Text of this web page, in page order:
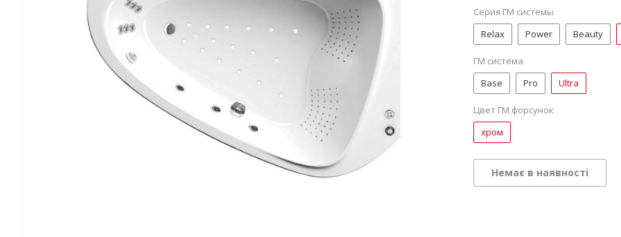
Серия ГМ системы
Relax
Power Beauty
ГМ система
Base
Pro Ultra
Цвет ГМ форсунок
хром
Немає в наявності